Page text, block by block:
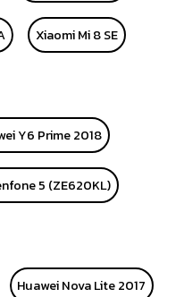
Xiaomi Mi 8 SE
Y6 Prime 2018
5 (ZE620KL)
Huawei Nova Lite 2017